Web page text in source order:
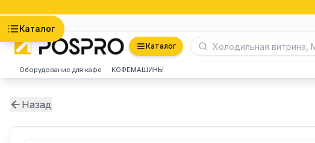
Каталог
Каталог
Оборудование для кафе КОФЕМАШИНЫ
Назад